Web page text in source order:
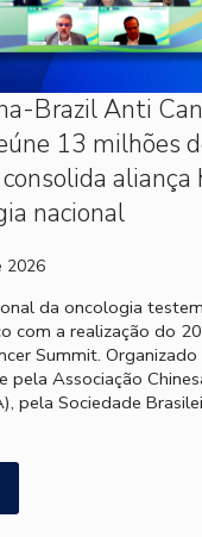
Brazil Anti
13 milhões
aliança
nacional
2026
da oncologia
com a realização do
Summit. Organizado
pela Associação
pela Sociedade